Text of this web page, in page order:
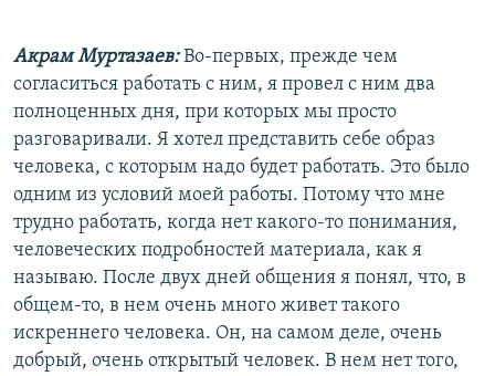
Акрам Муртазаев:Во-первых, прежде чем
согласиться работать с ним, я провел с ним два
полноценных дня, при которых мы просто
разговаривали. Я хотел представить себе образ
человека, с которым надо будет работать. Это было
одним из условий моей работы. Потому что мне
трудно работать, когда нет какого-то понимания,
человеческих подробностей материала, как я
называю. После двух дней общения я понял, что, в
общем-то, в нем очень много живет такого
искреннего человека. Он, на самом деле, очень
добрый, очень открытый человек. В нем нет того,